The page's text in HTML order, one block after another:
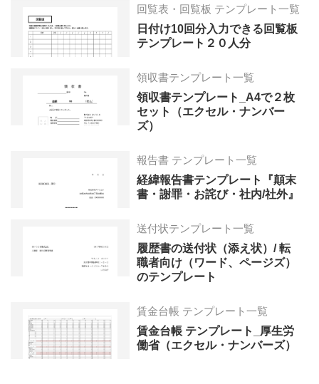
回覧表・回覧板 テンプレート一覧
日付け10回分入力できる回覧板
テンプレート２０人分
領収書テンプレート一覧
領収書テンプレート_A4で２枚
セット（エクセル・ナンバー
ズ）
報告書 テンプレート一覧
経緯報告書テンプレート『顛末
書・謝罪・お詫び・社内/社外』
送付状テンプレート一覧
履歴書の送付状（添え状）/ 転
職者向け（ワード、ページズ）
のテンプレート
賃金台帳 テンプレート一覧
賃金台帳 テンプレート_厚生労
働省（エクセル・ナンバーズ）